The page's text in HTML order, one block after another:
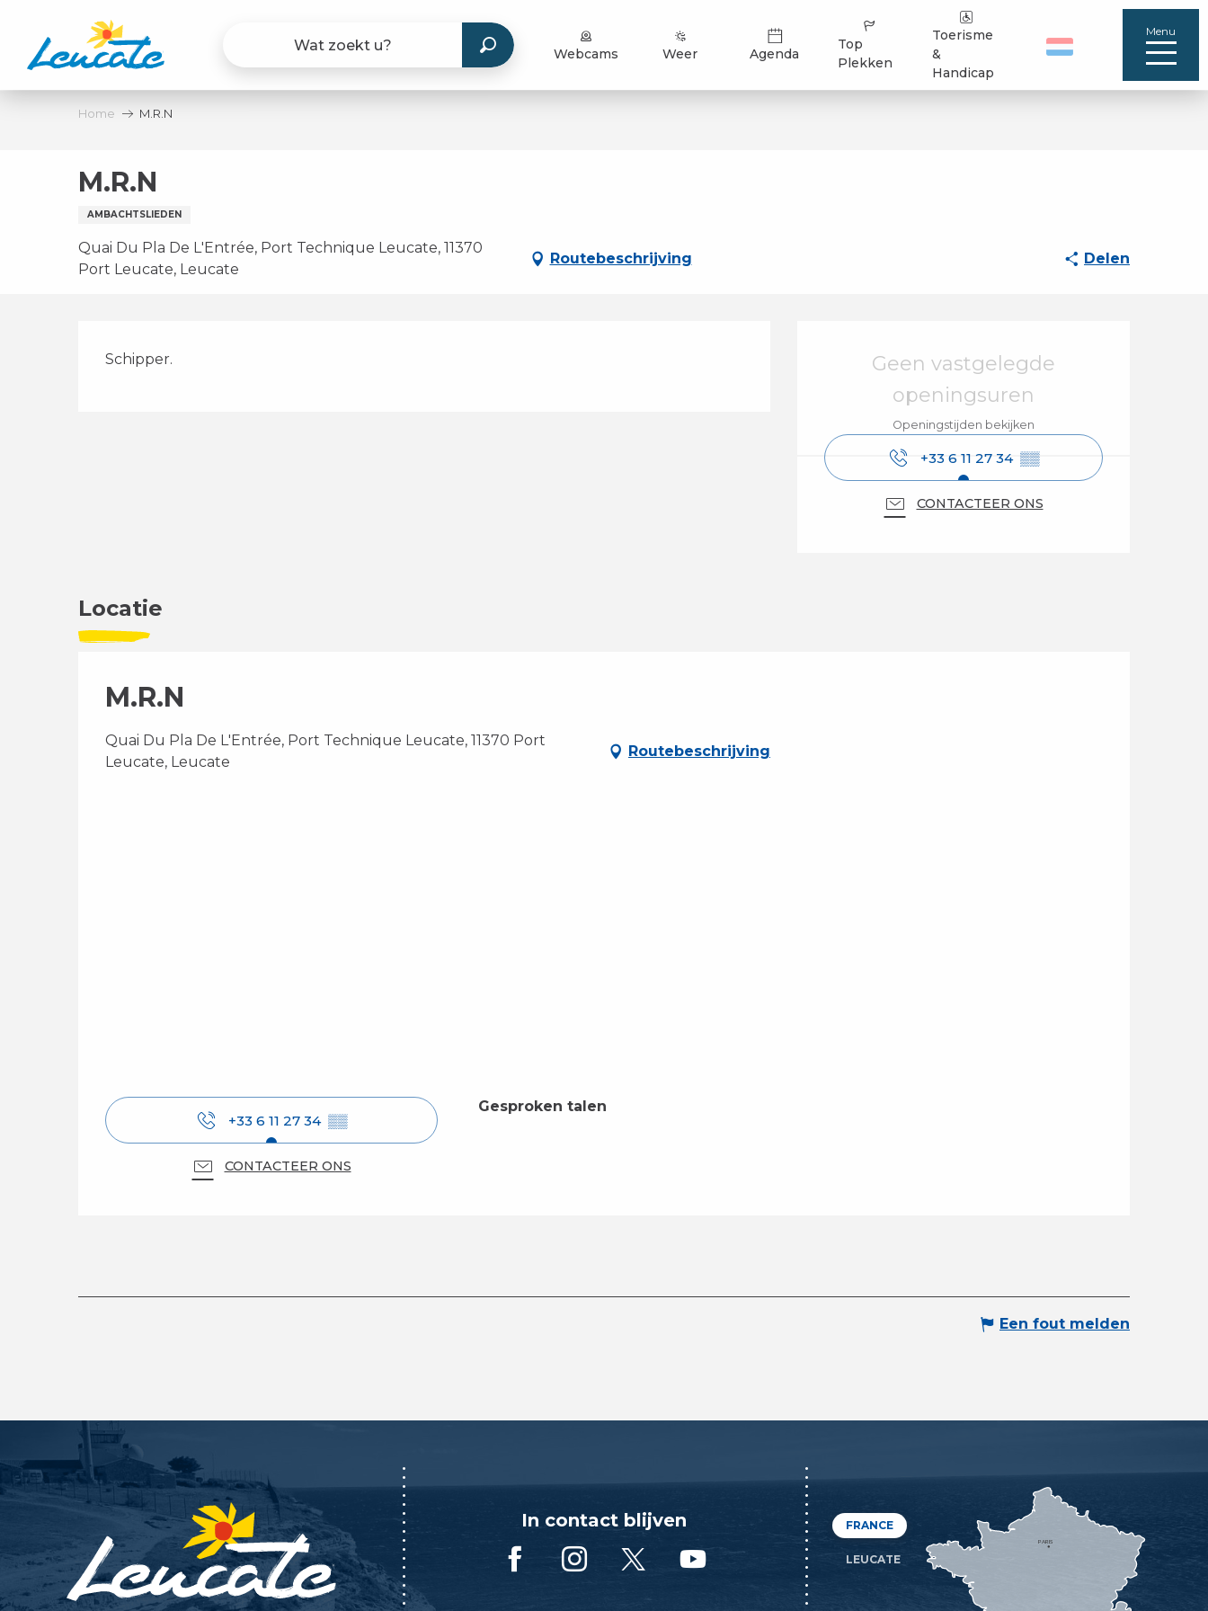
contenu
principal
Webcams Weer Agenda
Top
Plekken
Toerisme
&
Handicap
Menu
Home M.R.N
M.R.N
AMBACHTSLIEDEN
Quai Du Pla De L'Entrée, Port Technique Leucate, 11370
Port Leucate, Leucate
Routebeschrijving Delen
Openingstijden en
Geen vastgelegde
openingsuren
Openingstijden bekijken
+33 6 11 27 34 ▒▒
CONTACTEER ONS
Beschrijving
Schipper.
Locatie
M.R.N
Quai Du Pla De L'Entrée, Port Technique Leucate, 11370 Port
Leucate, Leucate
Routebeschrijving
+33 6 11 27 34 ▒▒
CONTACTEER ONS
Gesproken talen
Gesproken talen
Een fout melden
In contact blijven FRANCE
LEUCATE
PARIS